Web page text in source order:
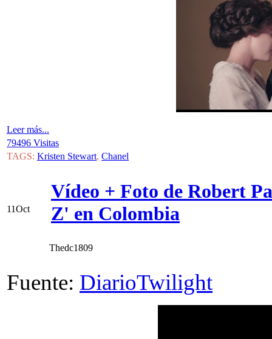
Leer más...
79496 Visitas
TAGS: Kristen Stewart, Chanel
11Oct
Vídeo + Foto de Robert
Z' en Colombia
Thedc1809
Fuente: DiarioTwilight